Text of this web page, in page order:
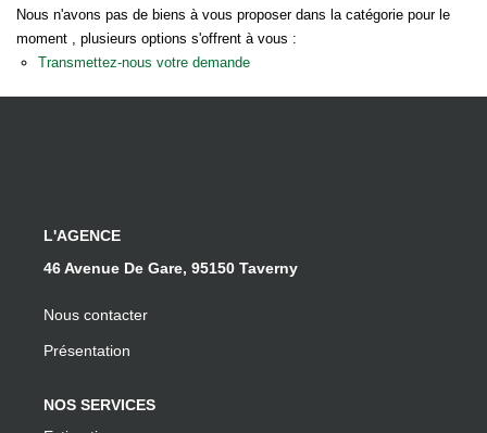
Notre Équipe
Nos Actualités
Nous n'avons pas de biens à vous proposer dans la catégorie pour le
moment , plusieurs options s'offrent à vous :
Transmettez-nous votre demande
L'AGENCE
46 Avenue De Gare, 95150 Taverny
Nous contacter
Présentation
NOS SERVICES